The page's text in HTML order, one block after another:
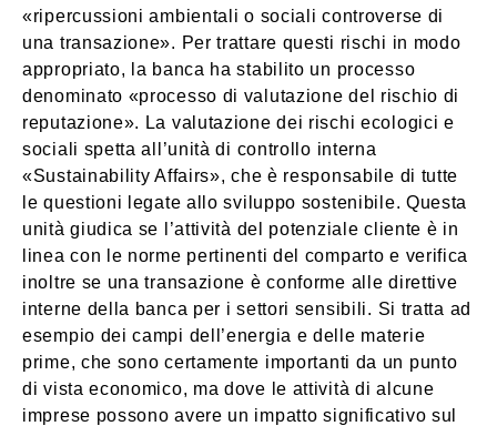
«ripercussioni ambientali o sociali controverse di
una transazione». Per trattare questi rischi in modo
appropriato, la banca ha stabilito un processo
denominato «processo di valutazione del rischio di
reputazione». La valutazione dei rischi ecologici e
sociali spetta all’unità di controllo interna
«Sustainability Affairs», che è responsabile di tutte
le questioni legate allo sviluppo sostenibile. Questa
unità giudica se l’attività del potenziale cliente è in
linea con le norme pertinenti del comparto e verifica
inoltre se una transazione è conforme alle direttive
interne della banca per i settori sensibili. Si tratta ad
esempio dei campi dell’energia e delle materie
prime, che sono certamente importanti da un punto
di vista economico, ma dove le attività di alcune
imprese possono avere un impatto significativo sul